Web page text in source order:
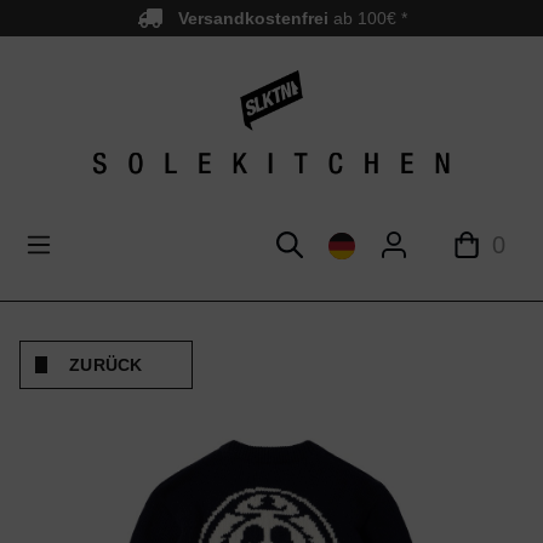
springen Versandkostenfrei ab 100€ *
0
ZURÜCK